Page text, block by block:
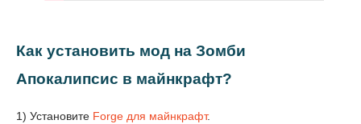
Как установить мод на Зомби
Апокалипсис в майнкрафт?
1) Установите Forge для майнкрафт.